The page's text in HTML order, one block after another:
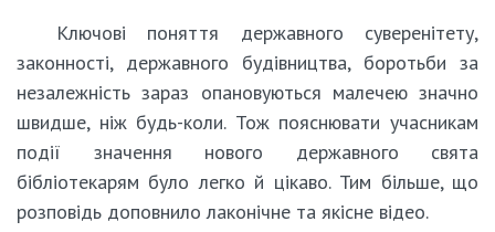
Ключові поняття державного суверенітету,
законності, державного будівництва, боротьби за
незалежність зараз опановуються малечею значно
швидше, ніж будь-коли. Тож пояснювати учасникам
події значення нового державного свята
бібліотекарям було легко й цікаво. Тим більше, що
розповідь доповнило лаконічне та якісне відео.